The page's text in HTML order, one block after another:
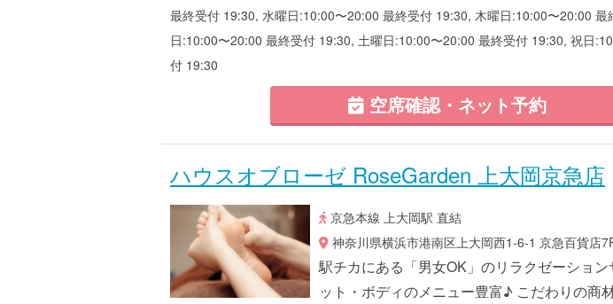
最終受付 19:30, 水曜日:10:00〜20:00 最終受付 19:30, 木曜日:10:00〜20:00 最
日:10:00〜20:00 最終受付 19:30, 土曜日:10:00〜20:00 最終受付 19:30, 祝日
付 19:30
空席確認・ネット予約
ハウスオブローゼ RoseGarden 上大岡京急店
京急本線 上大岡駅 直結
神奈川県横浜市港南区上大岡西1-6-1 京急百貨店
駅チカにある「男女OK」のリラクゼーショ
ット・ボディのメニュー豊富♪ こだわりの商